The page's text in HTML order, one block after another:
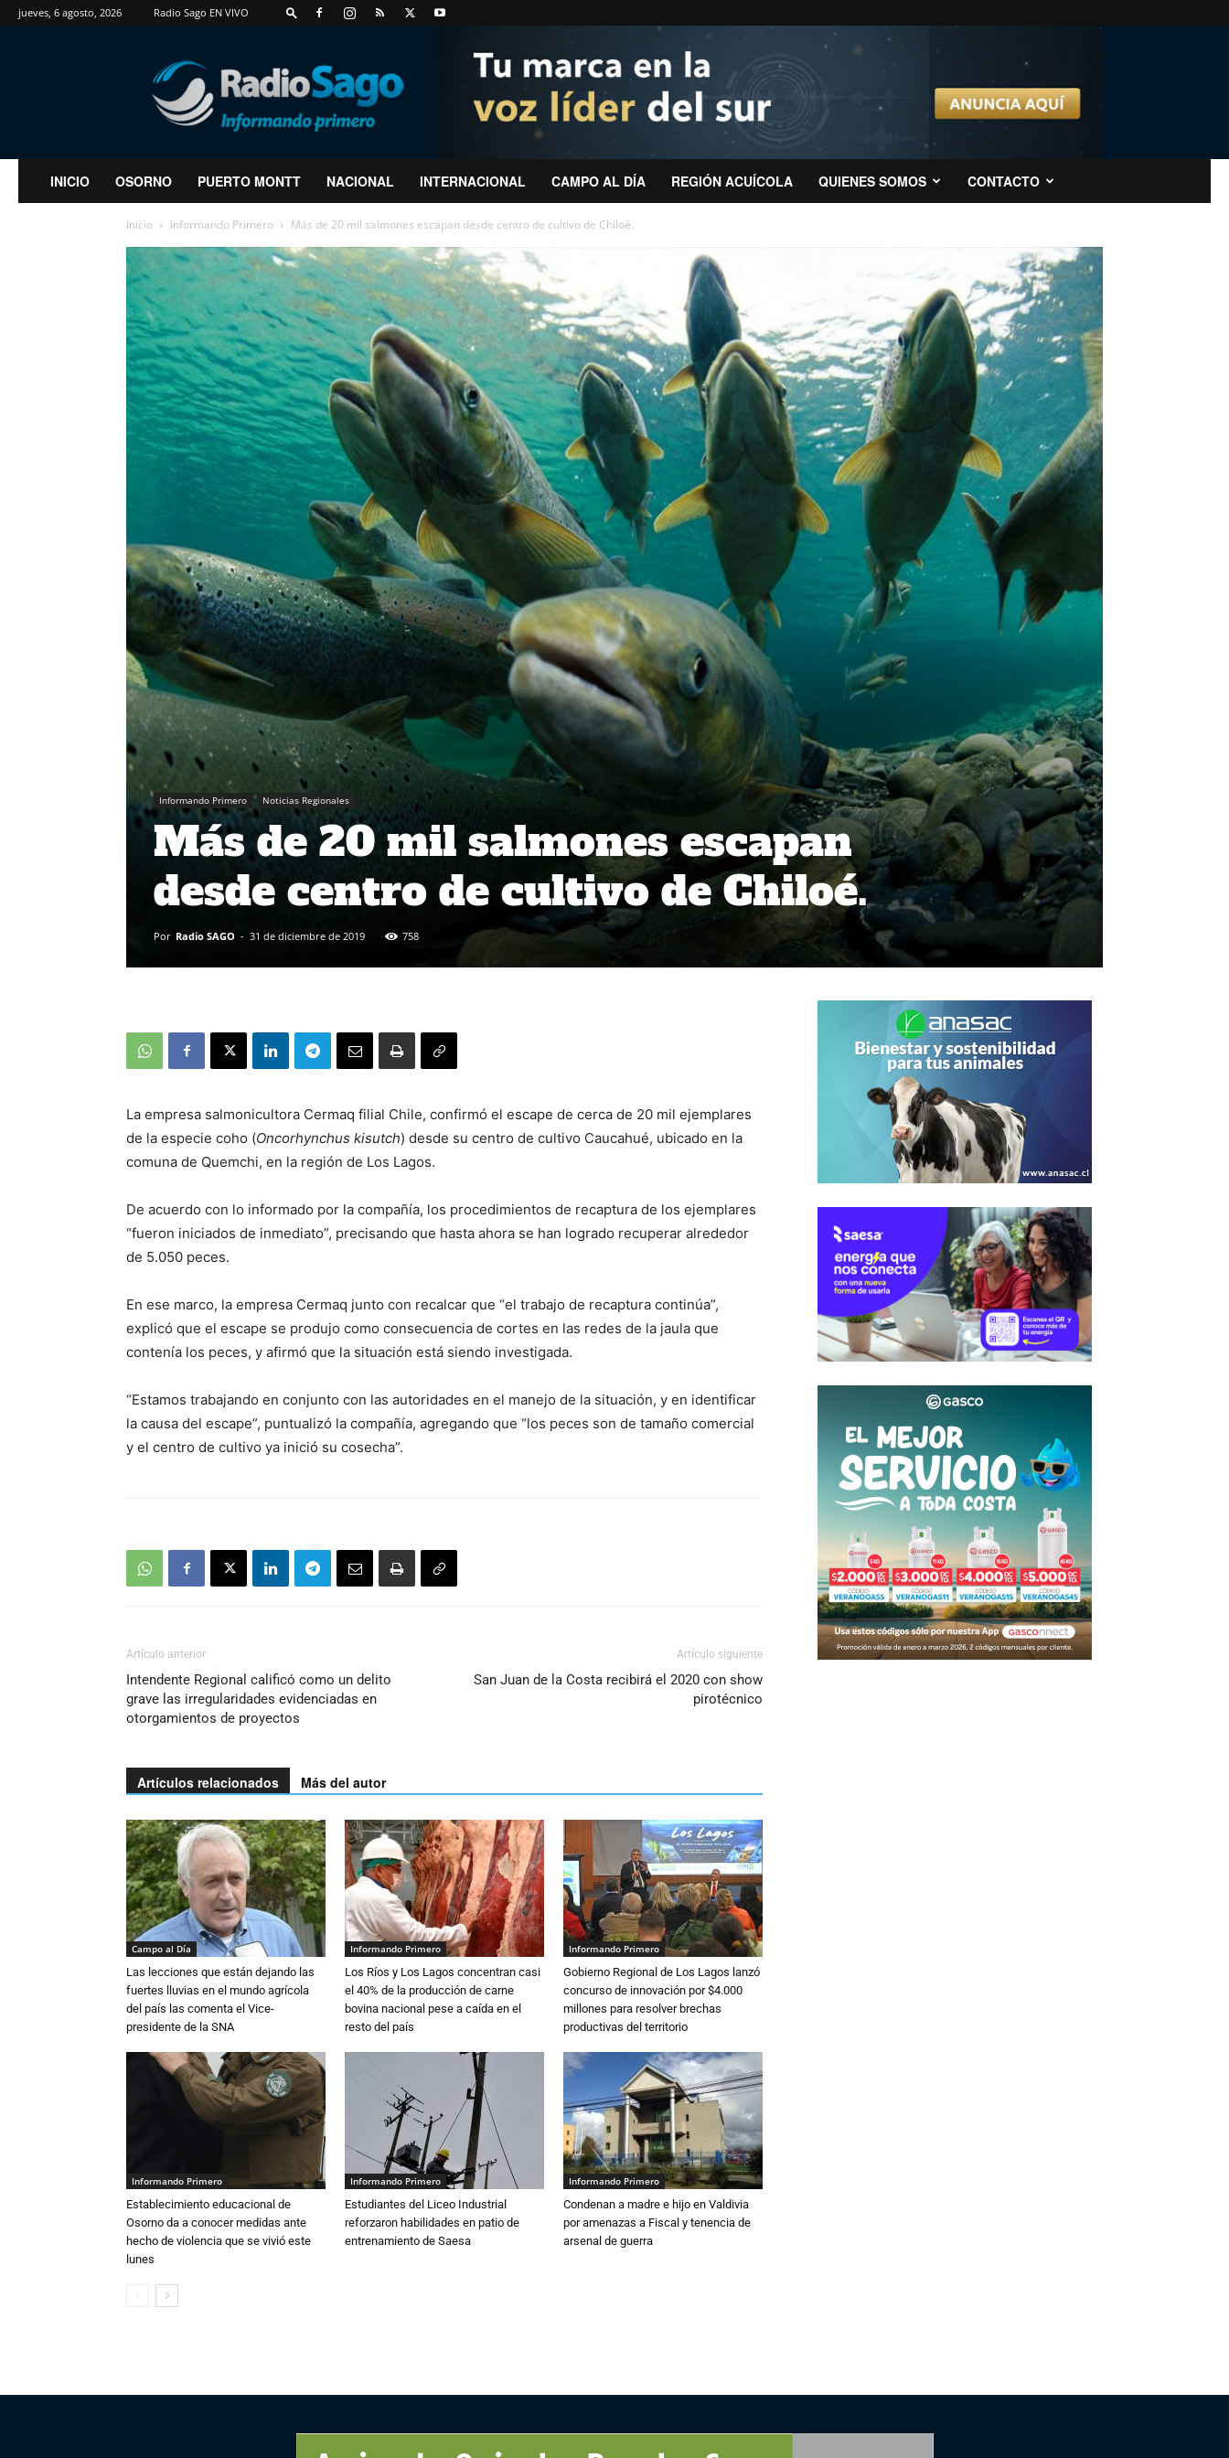
jueves, 6 agosto, 2026 Radio Sago EN VIVO
RadioSago
INICIO OSORNO PUERTO MONTT NACIONAL INTERNACIONAL CAMPO AL DÍA REGIÓN ACUÍCOLA QUIENES SOMOS CONTACTO
Inicio Informando Primero Más de 20 mil salmones escapan desde centro de cultivo de Chiloé.
Informando Primero Noticias Regionales
Más de 20 mil salmones escapan
desde centro de cultivo de Chiloé.
Por Radio SAGO - 31 de diciembre de 2019 758
La empresa salmonicultora Cermaq filial Chile, confirmó el escape de cerca de 20 mil ejemplares
de la especie coho (Oncorhynchus kisutch) desde su centro de cultivo Caucahué, ubicado en la
comuna de Quemchi, en la región de Los Lagos.
De acuerdo con lo informado por la compañía, los procedimientos de recaptura de los ejemplares
“fueron iniciados de inmediato”, precisando que hasta ahora se han logrado recuperar alrededor
de 5.050 peces.
En ese marco, la empresa Cermaq junto con recalcar que “el trabajo de recaptura continúa”,
explicó que el escape se produjo como consecuencia de cortes en las redes de la jaula que
contenía los peces, y afirmó que la situación está siendo investigada.
“Estamos trabajando en conjunto con las autoridades en el manejo de la situación, y en identificar
la causa del escape”, puntualizó la compañía, agregando que “los peces son de tamaño comercial
y el centro de cultivo ya inició su cosecha”.
Artículo anterior
Intendente Regional calificó como un delito
grave las irregularidades evidenciadas en
otorgamientos de proyectos
Artículo siguiente
San Juan de la Costa recibirá el 2020 con show
pirotécnico
Artículos relacionados Más del autor
Campo al Día
Las lecciones que están dejando las
fuertes lluvias en el mundo agrícola
del país las comenta el Vice-
presidente de la SNA
Informando Primero
Los Ríos y Los Lagos concentran casi
el 40% de la producción de carne
bovina nacional pese a caída en el
resto del país
Informando Primero
Gobierno Regional de Los Lagos lanzó
concurso de innovación por $4.000
millones para resolver brechas
productivas del territorio
Informando Primero
Establecimiento educacional de
Osorno da a conocer medidas ante
hecho de violencia que se vivió este
lunes
Informando Primero
Estudiantes del Liceo Industrial
reforzaron habilidades en patio de
entrenamiento de Saesa
Informando Primero
Condenan a madre e hijo en Valdivia
por amenazas a Fiscal y tenencia de
arsenal de guerra